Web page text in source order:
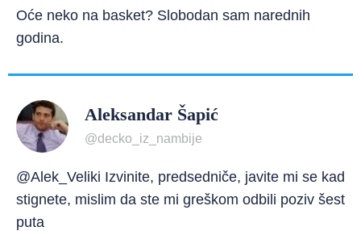
Oće neko na basket? Slobodan sam narednih
godina.
Aleksandar Šapić
@decko_iz_nambije
@Alek_Veliki Izvinite, predsedniče, javite mi se kad
stignete, mislim da ste mi greškom odbili poziv šest
puta